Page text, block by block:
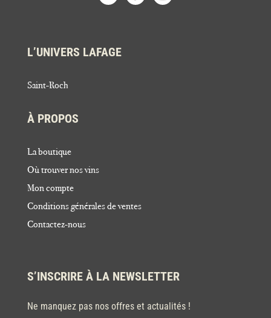
L’UNIVERS LAFAGE
Saint-Roch
À PROPOS
La boutique
Où trouver nos vins
Mon compte
Conditions générales de ventes
Contactez-nous
S’INSCRIRE À LA NEWSLETTER
Ne manquez pas nos offres et actualités !